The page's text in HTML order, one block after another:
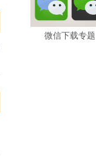
微信下载专题